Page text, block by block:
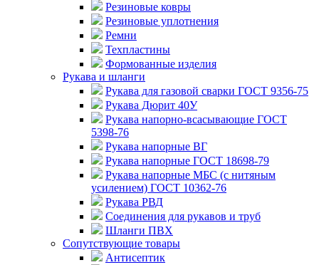
Резиновые ковры
Резиновые уплотнения
Ремни
Техпластины
Формованные изделия
Рукава и шланги
Рукава для газовой сварки ГОСТ 9356-75
Рукава Дюрит 40У
Рукава напорно-всасывающие ГОСТ
5398-76
Рукава напорные ВГ
Рукава напорные ГОСТ 18698-79
Рукава напорные МБС (с нитяным
усилением) ГОСТ 10362-76
Рукава РВД
Соединения для рукавов и труб
Шланги ПВХ
Сопутствующие товары
Антисептик